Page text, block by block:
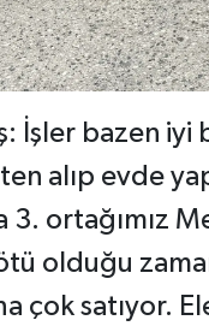
İşler bazen
alıp evde
3. ortağımız
olduğu
çok satıyor.